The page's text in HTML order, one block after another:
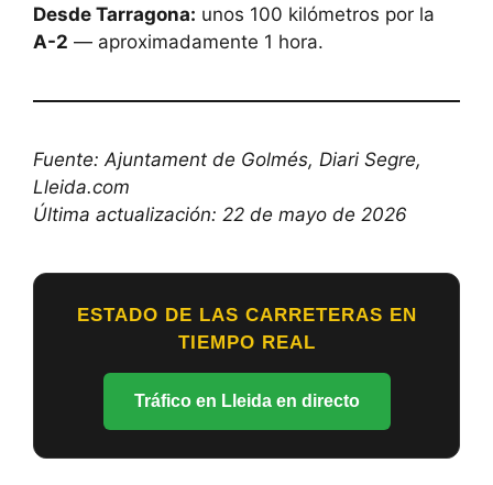
Desde Tarragona: unos 100 kilómetros por la
A-2 — aproximadamente 1 hora.
Fuente: Ajuntament de Golmés, Diari Segre,
Lleida.com
Última actualización: 22 de mayo de 2026
ESTADO DE LAS CARRETERAS EN
TIEMPO REAL
Tráfico en Lleida en directo